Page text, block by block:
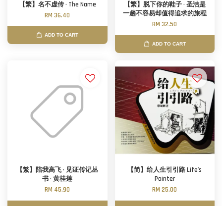
【繁】名不虚传 · The Name
RM 36.40
ADD TO CART
【繁】脱下你的鞋子 · 圣洁是
一趟不容易却值得追求的旅程
RM 32.50
ADD TO CART
【繁】陪我高飞 · 见证传记丛
书 · 黄桂莲
RM 45.90
【简】给人生引引路 Life's
Pointer
RM 25.00